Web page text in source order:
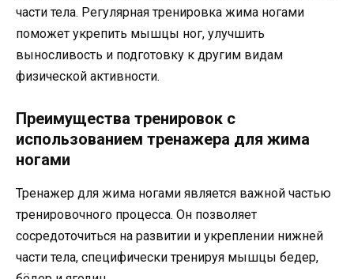
части тела. Регулярная тренировка жима ногами
поможет укрепить мышцы ног, улучшить
выносливость и подготовку к другим видам
физической активности.
Преимущества тренировок с
использованием тренажера для жима
ногами
Тренажер для жима ногами является важной частью
тренировочного процесса. Он позволяет
сосредоточиться на развитии и укреплении нижней
части тела, специфически тренируя мышцы бедер,